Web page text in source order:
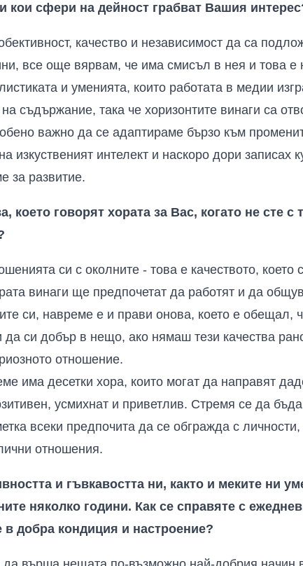
кои сфери на дейност грабват Вашия
качество и независимост да са
все още вярвам, че има смисъл в нея и това е
и уменията, които работата в медии
съдържание, така че хоризонтите винаги са
важно да се адаптираме бързо към
изкуственият интелект и наскоро дори записах
за развитие.
което говорят хората за Вас, когато не сте с
си с околните - това е качеството, което
винаги ще предпочетат да работят и да
си, навреме е и прави онова, което е обещал,
да си добър в нещо, ако нямаш тези качества
отношение.
има десетки хора, които могат да направят
усмихнат и приветлив. Стремя се да бъда
всеки предпочита да се обгражда с личности,
отношения.
и гъвкавостта ни, както и меките ни
няколко години. Как се справяте с
в добра кондиция и настроение?